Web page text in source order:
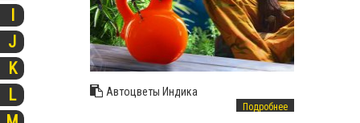
I
J
K
L
Автоцветы Индика
Подробнее